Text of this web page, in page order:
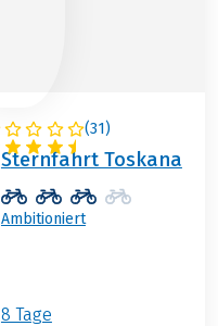
(31)
ITALIEN
Sternfahrt Toskana
Ambitioniert
8 Tage